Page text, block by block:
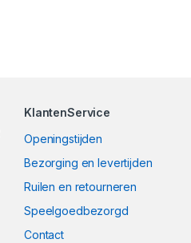
KlantenService
Openingstijden
Bezorging en levertijden
Ruilen en retourneren
Speelgoedbezorgd
Contact